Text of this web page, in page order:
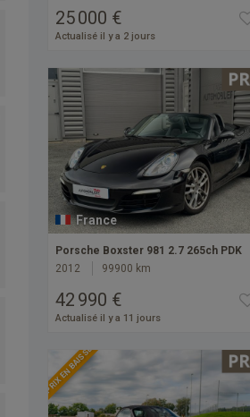
25 000 €
Actualisé il y a 2 jours
France
Porsche Boxster 981 2.7 265ch PDK
2012
99900 km
42 990 €
Actualisé il y a 11 jours
PRIX EN BAISSE